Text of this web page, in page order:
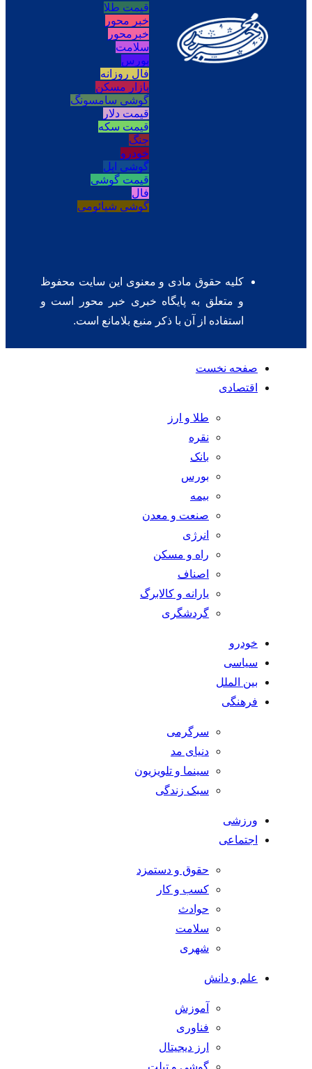
قیمت طلا
خبر محور
خبرمحور
سلامت
بورس
فال روزانه
بازار مسکن
گوشی سامسونگ
قیمت دلار
قیمت سکه
خودرو
گوشی اپل
قیمت گوشی
گوشی شیائومی
کلیه حقوق مادی و معنوی این سایت محفوظ
و متعلق به پایگاه خبری خبر محور است و
استفاده از آن با ذکر منبع بلامانع است.
صفحه نخست
اقتصادی
طلا و ارز
نقره
بانک
بورس
بیمه
صنعت و معدن
انرژی
راه و مسکن
اصناف
یارانه و کالابرگ
گردشگری
خودرو
سیاسی
بین الملل
فرهنگی
سرگرمی
دنیای مد
سینما و تلویزیون
سبک زندگی
ورزشی
اجتماعی
حقوق و دستمزد
کسب و کار
حوادث
سلامت
شهری
علم و دانش
آموزش
فناوری
ارز دیجیتال
گوشی و تبلت